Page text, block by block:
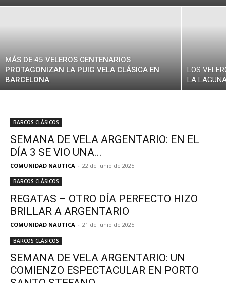
MÁS DE 45 VELEROS CENTENARIOS
PROTAGONIZAN LA PUIG VELA CLÁSICA EN
BARCELONA
LOS
LA
BARCOS CLÁSICOS
SEMANA DE VELA ARGENTARIO: EN EL
DÍA 3 SE VIO UNA...
COMUNIDAD NAUTICA - 22 de junio de 2025
BARCOS CLÁSICOS
REGATAS – OTRO DÍA PERFECTO HIZO
BRILLAR A ARGENTARIO
COMUNIDAD NAUTICA - 21 de junio de 2025
BARCOS CLÁSICOS
SEMANA DE VELA ARGENTARIO: UN
COMIENZO ESPECTACULAR EN PORTO